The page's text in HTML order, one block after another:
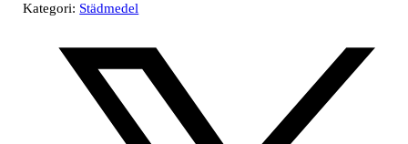
Kategori: Städmedel